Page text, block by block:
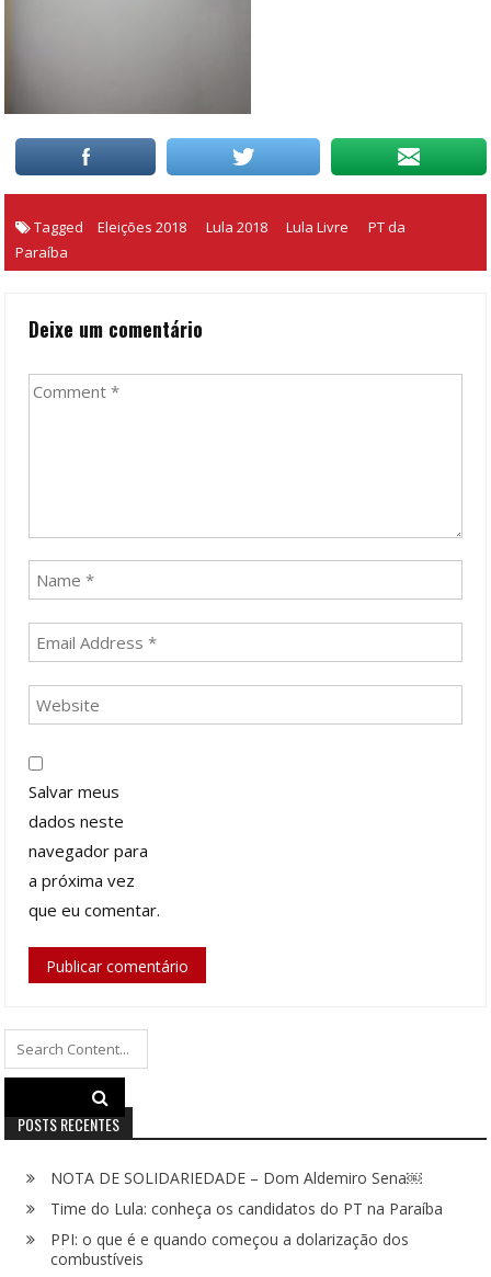
Tagged Eleições 2018 Lula 2018 Lula Livre
PT da
Paraíba
Deixe um comentário
Salvar meus
dados neste
navegador para
a próxima vez
que eu comentar.
Search
for:
POSTS RECENTES
NOTA DE SOLIDARIEDADE – Dom Aldemiro Sena￼
Time do Lula: conheça os candidatos do PT na Paraíba
PPI: o que é e quando começou a dolarização dos
combustíveis